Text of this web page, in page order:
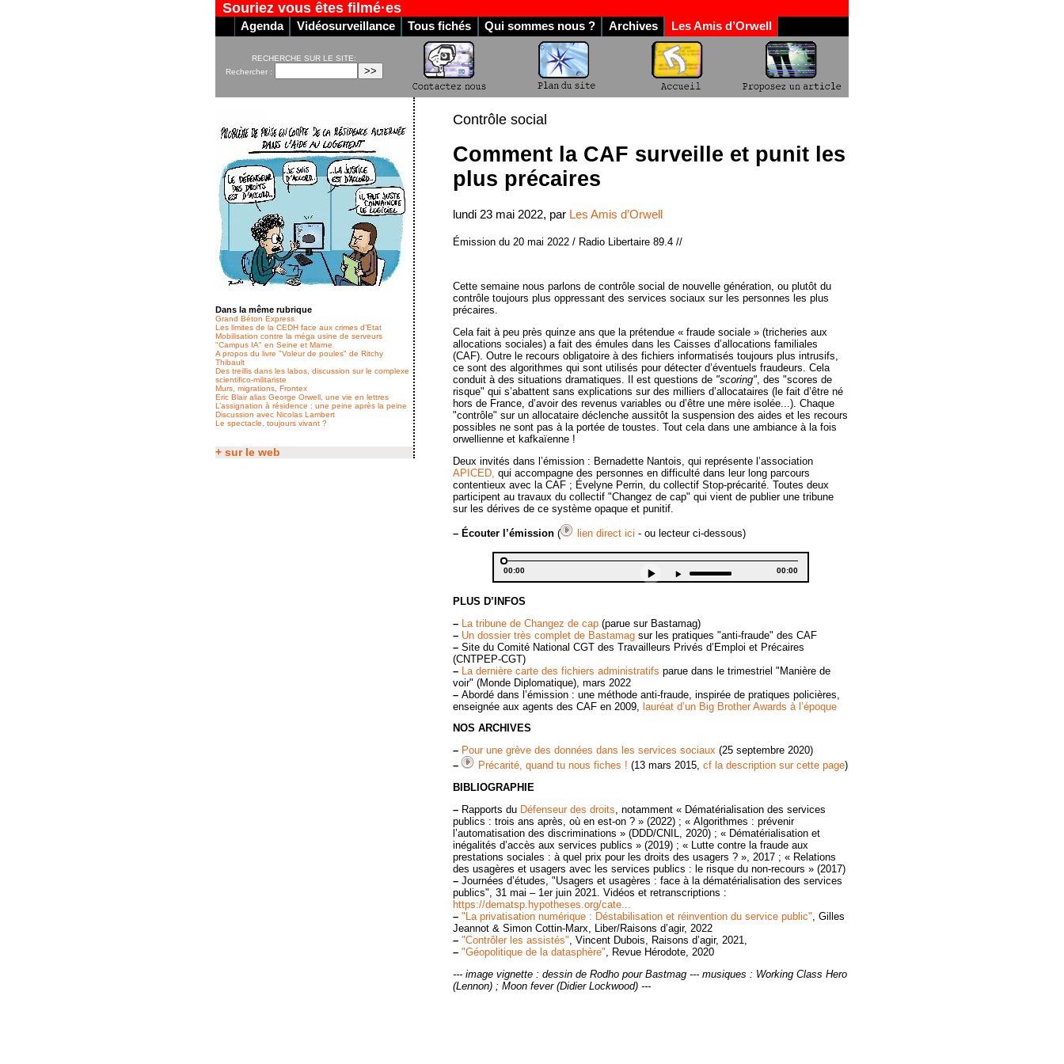
Souriez vous êtes filmé·es
Agenda Vidéosurveillance Tous fichés Qui sommes nous ? Archives Les Amis d’Orwell
RECHERCHE SUR LE SITE:
Rechercher :
Contrôle social
Comment la CAF surveille et punit les
plus précaires
lundi 23 mai 2022, par Les Amis d’Orwell
Émission du 20 mai 2022 / Radio Libertaire 89.4 //
Cette semaine nous parlons de contrôle social de nouvelle génération, ou plutôt du
contrôle toujours plus oppressant des services sociaux sur les personnes les plus
précaires.
Cela fait à peu près quinze ans que la prétendue « fraude sociale » (tricheries aux
allocations sociales) a fait des émules dans les Caisses d’allocations familiales
(CAF). Outre le recours obligatoire à des fichiers informatisés toujours plus intrusifs,
ce sont des algorithmes qui sont utilisés pour détecter d’éventuels fraudeurs. Cela
conduit à des situations dramatiques. Il est questions de "scoring" , des "scores de
risque" qui s’abattent sans explications sur des milliers d’allocataires (le fait d’être né
hors de France, d’avoir des revenus variables ou d’être une mère isolée...). Chaque
"contrôle" sur un allocataire déclenche aussitôt la suspension des aides et les recours
possibles ne sont pas à la portée de toustes. Tout cela dans une ambiance à la fois
orwellienne et kafkaïenne !
Deux invités dans l’émission : Bernadette Nantois, qui représente l’association
APICED, qui accompagne des personnes en difficulté dans leur long parcours
contentieux avec la CAF ; Évelyne Perrin, du collectif Stop-précarité. Toutes deux
participent au travaux du collectif "Changez de cap" qui vient de publier une tribune
sur les dérives de ce système opaque et punitif.
– Écouter l’émission ( lien direct ici - ou lecteur ci-dessous)
Audio
PlayerCurrent
time
00:00 Total
duration
00:00
Use
Up/Down
to
increase
or
decrease
volume.
PLUS D’INFOS
– La tribune de Changez de cap (parue sur Bastamag)
– Un dossier très complet de Bastamag sur les pratiques "anti-fraude" des CAF
– Site du Comité National CGT des Travailleurs Privés d’Emploi et Précaires
(CNTPEP-CGT)
– La dernière carte des fichiers administratifs parue dans le trimestriel "Manière de
voir" (Monde Diplomatique), mars 2022
– Abordé dans l’émission : une méthode anti-fraude, inspirée de pratiques policières,
enseignée aux agents des CAF en 2009, lauréat d’un Big Brother Awards à l’époque
NOS ARCHIVES
– Pour une grève des données dans les services sociaux (25 septembre 2020)
–
Précarité, quand tu nous fiches ! (13 mars 2015, cf la description sur cette page)
BIBLIOGRAPHIE
– Rapports du Défenseur des droits , notamment « Dématérialisation des services
publics : trois ans après, où en est-on ? » (2022) ; « Algorithmes : prévenir
l’automatisation des discriminations » (DDD/CNIL, 2020) ; « Dématérialisation et
inégalités d’accès aux services publics » (2019) ; « Lutte contre la fraude aux
prestations sociales : à quel prix pour les droits des usagers ? », 2017 ; « Relations
des usagères et usagers avec les services publics : le risque du non-recours » (2017)
– Journées d’études, "Usagers et usagères : face à la dématérialisation des services
publics", 31 mai – 1er juin 2021. Vidéos et retranscriptions :
https://dematsp.hypotheses.org/cate...
– "La privatisation numérique : Déstabilisation et réinvention du service public" , Gilles
Jeannot & Simon Cottin-Marx, Liber/Raisons d’agir, 2022
– "Contrôler les assistés" , Vincent Dubois, Raisons d’agir, 2021,
– "Géopolitique de la datasphère" , Revue Hérodote, 2020
--- image vignette : dessin de Rodho pour Bastmag --- musiques : Working Class Hero
(Lennon) ; Moon fever (Didier Lockwood) ---
Dans la même rubrique
Grand Béton Express
Les limites de la CEDH face aux crimes d’Etat
Mobilisation contre la méga usine de serveurs
"Campus IA" en Seine et Marne
A propos du livre "Voleur de poules" de Ritchy
Thibault
Des treillis dans les labos, discussion sur le complexe
scientifico-militariste
Murs, migrations, Frontex
Eric Blair alias George Orwell, une vie en lettres
L’assignation à résidence : une peine après la peine
Discussion avec Nicolas Lambert
Le spectacle, toujours vivant ?
+ sur le web